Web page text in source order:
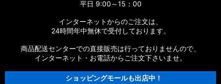
平日 9:00～15：00
インターネットからのご注文は、
24時間年中無休で受付しております。
商品配送センターでの直接販売は行っておりませんので、
インターネット・お電話からご注文下さいませ。
ショッピングモールも出店中！